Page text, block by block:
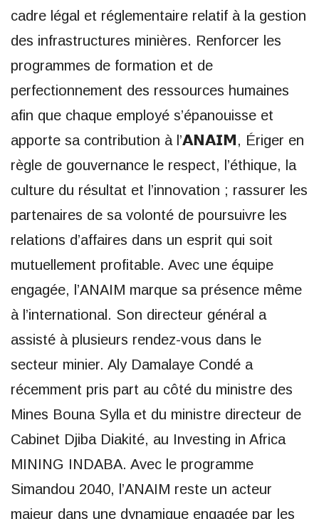
cadre légal et réglementaire relatif à la gestion
des infrastructures minières. Renforcer les
programmes de formation et de
perfectionnement des ressources humaines
afin que chaque employé s’épanouisse et
apporte sa contribution à l’𝗔𝗡𝗔𝗜𝗠, Ériger en
règle de gouvernance le respect, l’éthique, la
culture du résultat et l’innovation ; rassurer les
partenaires de sa volonté de poursuivre les
relations d’affaires dans un esprit qui soit
mutuellement profitable. Avec une équipe
engagée, l’ANAIM marque sa présence même
à l’international. Son directeur général a
assisté à plusieurs rendez-vous dans le
secteur minier. Aly Damalaye Condé a
récemment pris part au côté du ministre des
Mines Bouna Sylla et du ministre directeur de
Cabinet Djiba Diakité, au Investing in Africa
MINING INDABA. Avec le programme
Simandou 2040, l’ANAIM reste un acteur
majeur dans une dynamique engagée par les